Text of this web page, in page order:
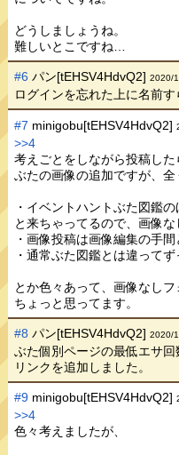
どうしましょうね。
難しいとこですね…
#6 パン[tEHSV4HdvQ2]2020/
ログインを忘れた上に名前す
#7 minigobu[tEHSV4HdvQ2]
>>4
考えごとをしながら投稿し
ぶたの画像の追加ですが、全
・イベントハントぶた図鑑
と来ちゃってるので、画像
・画像投稿は画像編集の手
・通常ぶた図鑑とは違って
とか色々あって、画像なし
ちょっと思ってます。
#8 パン[tEHSV4HdvQ2]2020/
ぶた個別ページの最低エサ
リンクを追加しました。
#9 minigobu[tEHSV4HdvQ2]
>>4
色々考えましたが、